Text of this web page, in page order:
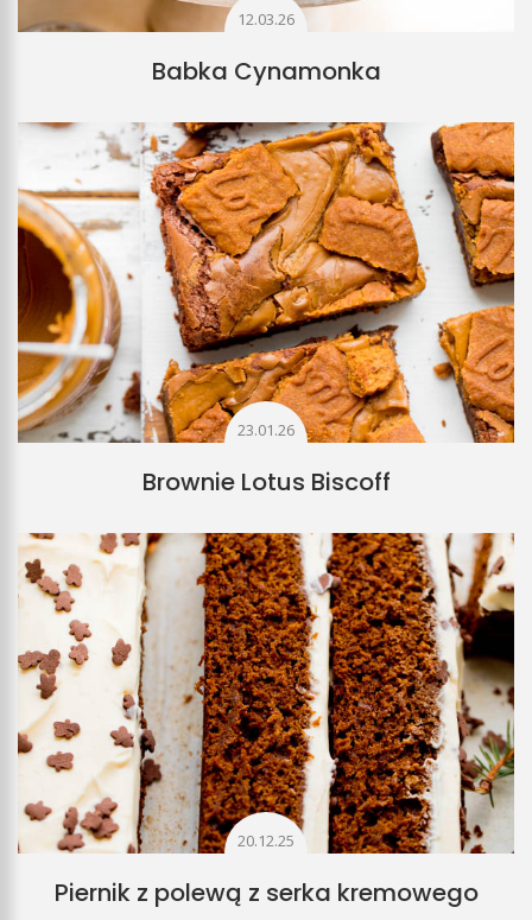
12.03.26
Babka Cynamonka
23.01.26
Brownie Lotus Biscoff
20.12.25
Piernik z polewą z serka kremowego